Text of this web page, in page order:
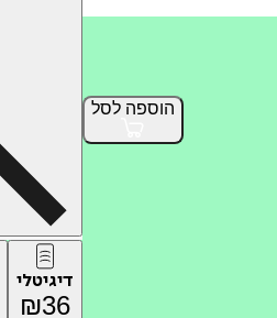
הוספה לסל
דיגיטלי
₪36